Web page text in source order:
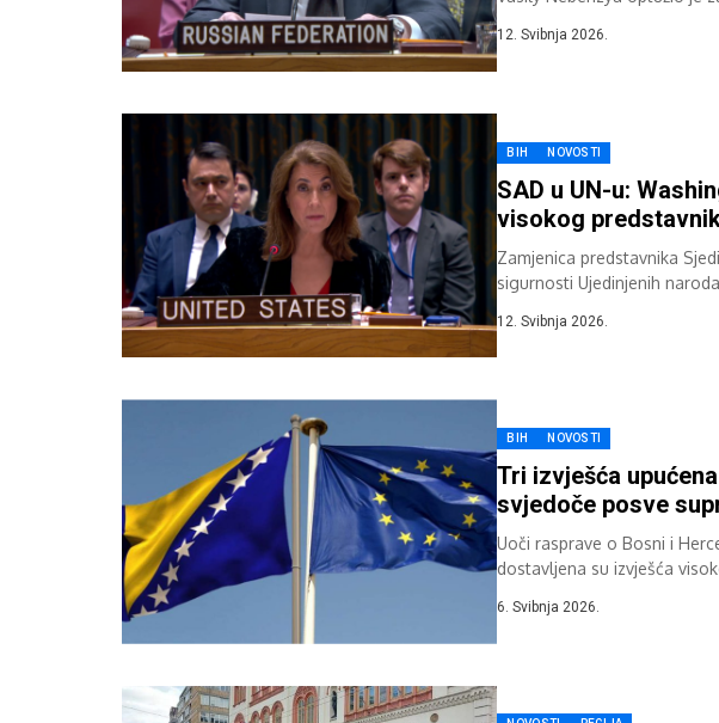
12. Svibnja 2026.
BIH NOVOSTI
SAD u UN-u:
visokog
Zamjenica predstavnika
sigurnosti Ujedinjenih
12. Svibnja 2026.
BIH NOVOSTI
Tri izvješća
svjedoče posve
Uoči rasprave o Bosni i
dostavljena su izvješća
6. Svibnja 2026.